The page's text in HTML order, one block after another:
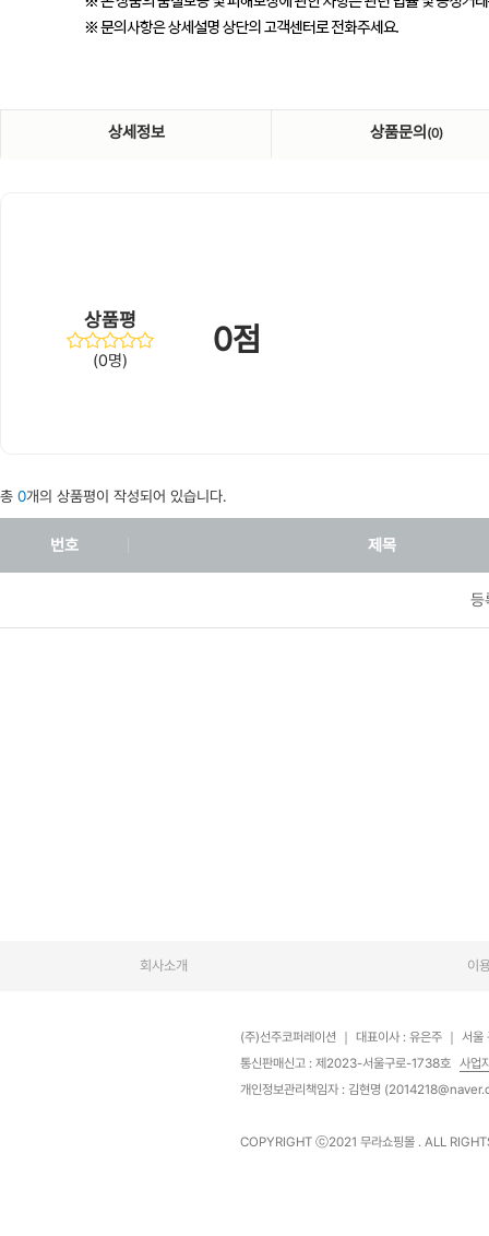
상세정보 상품문의 (0)
상품평
(0명)
0점
총 0개의 상품평이 작성되어 있습니다.
번호 제목
등
회사소개 이
(주)선주코퍼레이션 대표이사 : 유은주
서울
통신판매신고 : 제2023-서울구로-1738호 사업
개인정보관리책임자 : 김현명
COPYRIGHT ⓒ2021 무라쇼핑몰 . ALL